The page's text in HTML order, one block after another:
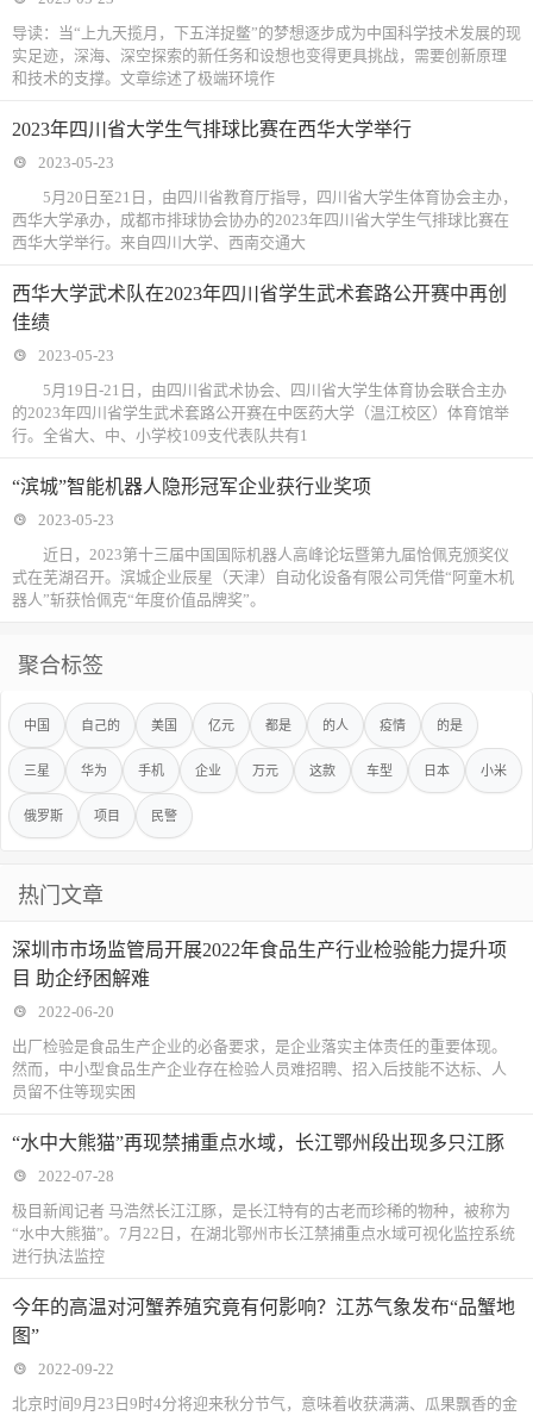
导读：当“上九天揽月，下五洋捉鳖”的梦想逐步成为中国科学技术发展的现
实足迹，深海、深空探索的新任务和设想也变得更具挑战，需要创新原理
和技术的支撑。文章综述了极端环境作
2023年四川省大学生气排球比赛在西华大学举行
2023-05-23
5月20日至21日，由四川省教育厅指导，四川省大学生体育协会主办，
西华大学承办，成都市排球协会协办的2023年四川省大学生气排球比赛在
西华大学举行。来自四川大学、西南交通大
西华大学武术队在2023年四川省学生武术套路公开赛中再创
佳绩
2023-05-23
5月19日-21日，由四川省武术协会、四川省大学生体育协会联合主办
的2023年四川省学生武术套路公开赛在中医药大学（温江校区）体育馆举
行。全省大、中、小学校109支代表队共有1
“滨城”智能机器人隐形冠军企业获行业奖项
2023-05-23
近日，2023第十三届中国国际机器人高峰论坛暨第九届恰佩克颁奖仪
式在芜湖召开。滨城企业辰星（天津）自动化设备有限公司凭借“阿童木机
器人”斩获恰佩克“年度价值品牌奖”。
聚合标签
中国 自己的 美国 亿元 都是 的人 疫情 的是
三星 华为 手机 企业 万元 这款 车型 日本 小米
俄罗斯 项目 民警
热门文章
深圳市市场监管局开展2022年食品生产行业检验能力提升项
目 助企纾困解难
2022-06-20
出厂检验是食品生产企业的必备要求，是企业落实主体责任的重要体现。
然而，中小型食品生产企业存在检验人员难招聘、招入后技能不达标、人
员留不住等现实困
“水中大熊猫”再现禁捕重点水域，长江鄂州段出现多只江豚
2022-07-28
极目新闻记者 马浩然长江江豚，是长江特有的古老而珍稀的物种，被称为
“水中大熊猫”。7月22日，在湖北鄂州市长江禁捕重点水域可视化监控系统
进行执法监控
今年的高温对河蟹养殖究竟有何影响？江苏气象发布“品蟹地
图”
2022-09-22
北京时间9月23日9时4分将迎来秋分节气，意味着收获满满、瓜果飘香的金